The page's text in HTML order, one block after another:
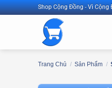
Bỏ
qua
Shop Cộng Đồng - Vì Cộng
Trang Chủ / Sản Phẩm /